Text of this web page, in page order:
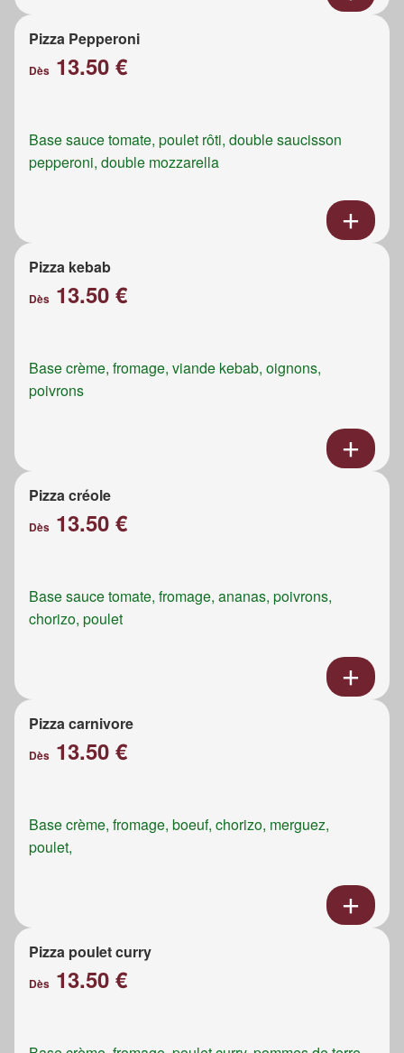
Pizza Pepperoni
Dès 13.50 €
Base sauce tomate, poulet rôti, double saucisson
pepperoni, double mozzarella
Pizza kebab
Dès 13.50 €
Base crème, fromage, viande kebab, oignons,
poivrons
Pizza créole
Dès 13.50 €
Base sauce tomate, fromage, ananas, poivrons,
chorizo, poulet
Pizza carnivore
Dès 13.50 €
Base crème, fromage, boeuf, chorizo, merguez,
poulet,
Pizza poulet curry
Dès 13.50 €